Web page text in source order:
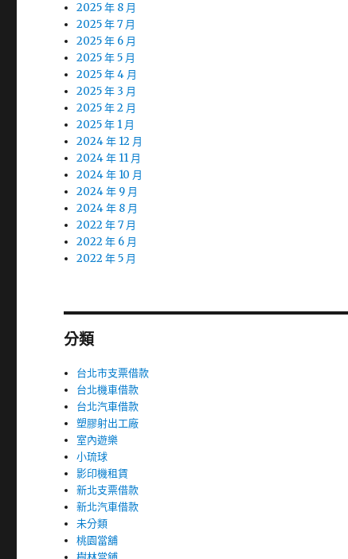
2025 年 8 月
2025 年 7 月
2025 年 6 月
2025 年 5 月
2025 年 4 月
2025 年 3 月
2025 年 2 月
2025 年 1 月
2024 年 12 月
2024 年 11 月
2024 年 10 月
2024 年 9 月
2024 年 8 月
2022 年 7 月
2022 年 6 月
2022 年 5 月
分類
台北市支票借款
台北機車借款
台北汽車借款
塑膠射出工廠
室內遊樂
小琉球
影印機租賃
新北支票借款
新北汽車借款
未分類
桃園當舖